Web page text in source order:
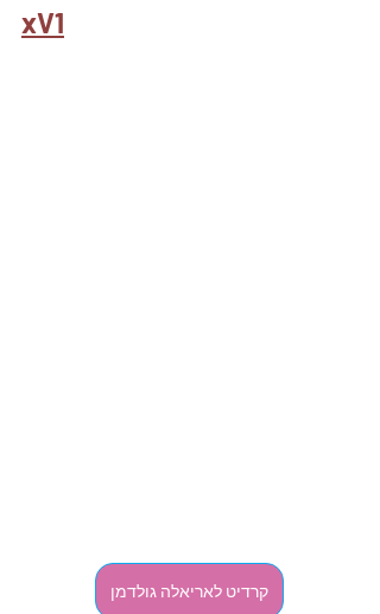
xV1
קרדיט לאריאלה גולדמן